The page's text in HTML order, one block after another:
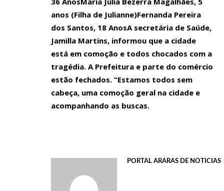
21:46 Dentista morre em passeio de quadriciclo em
Influenciadora digital é presa suspeita de
21:37 Em visita histórica ao Amazonas, governador
21:31 TCE-AM participa da abertura do Encontro
21:26
Em breve o Brasil inteiro verá o resultado da
Simone Mendes, na Arena da Amazônia em Manaus. A
Vídeo mostra PM morto e suspeito juntos em
anos (Filha de Julianne)Fernanda Pereira
dos Santos, 18 AnosA secretária de Saúde,
Jamilla Martins, informou que a cidade
está em comoção e todos chocados com a
tragédia. A Prefeitura e parte do comércio
estão fechados. “Estamos todos sem
cabeça, uma comoção geral na cidade e
acompanhando as buscas.
PORTAL ARARAS DE NOTICIAS